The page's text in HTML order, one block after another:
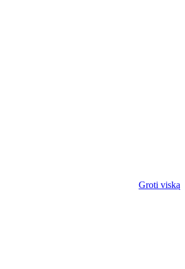
Groti viską